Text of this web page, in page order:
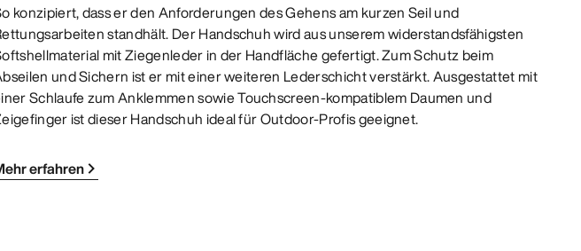
konzipiert, dass er den Anforderungen des Gehens am kurzen Seil und
standhält. Der Handschuh wird aus unserem widerstandsfähigsten
mit Ziegenleder in der Handfläche gefertigt. Zum Schutz beim
und Sichern ist er mit einer weiteren Lederschicht verstärkt. Ausgestattet mit
Schlaufe zum Anklemmen sowie Touchscreen-kompatiblem Daumen und
ist dieser Handschuh ideal für Outdoor-Profis geeignet.
erfahren